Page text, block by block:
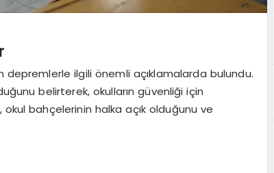
depremlerle ilgili önemli açıklamalarda bulundu.
belirterek, okulların güvenliği için
bahçelerinin halka açık olduğunu ve